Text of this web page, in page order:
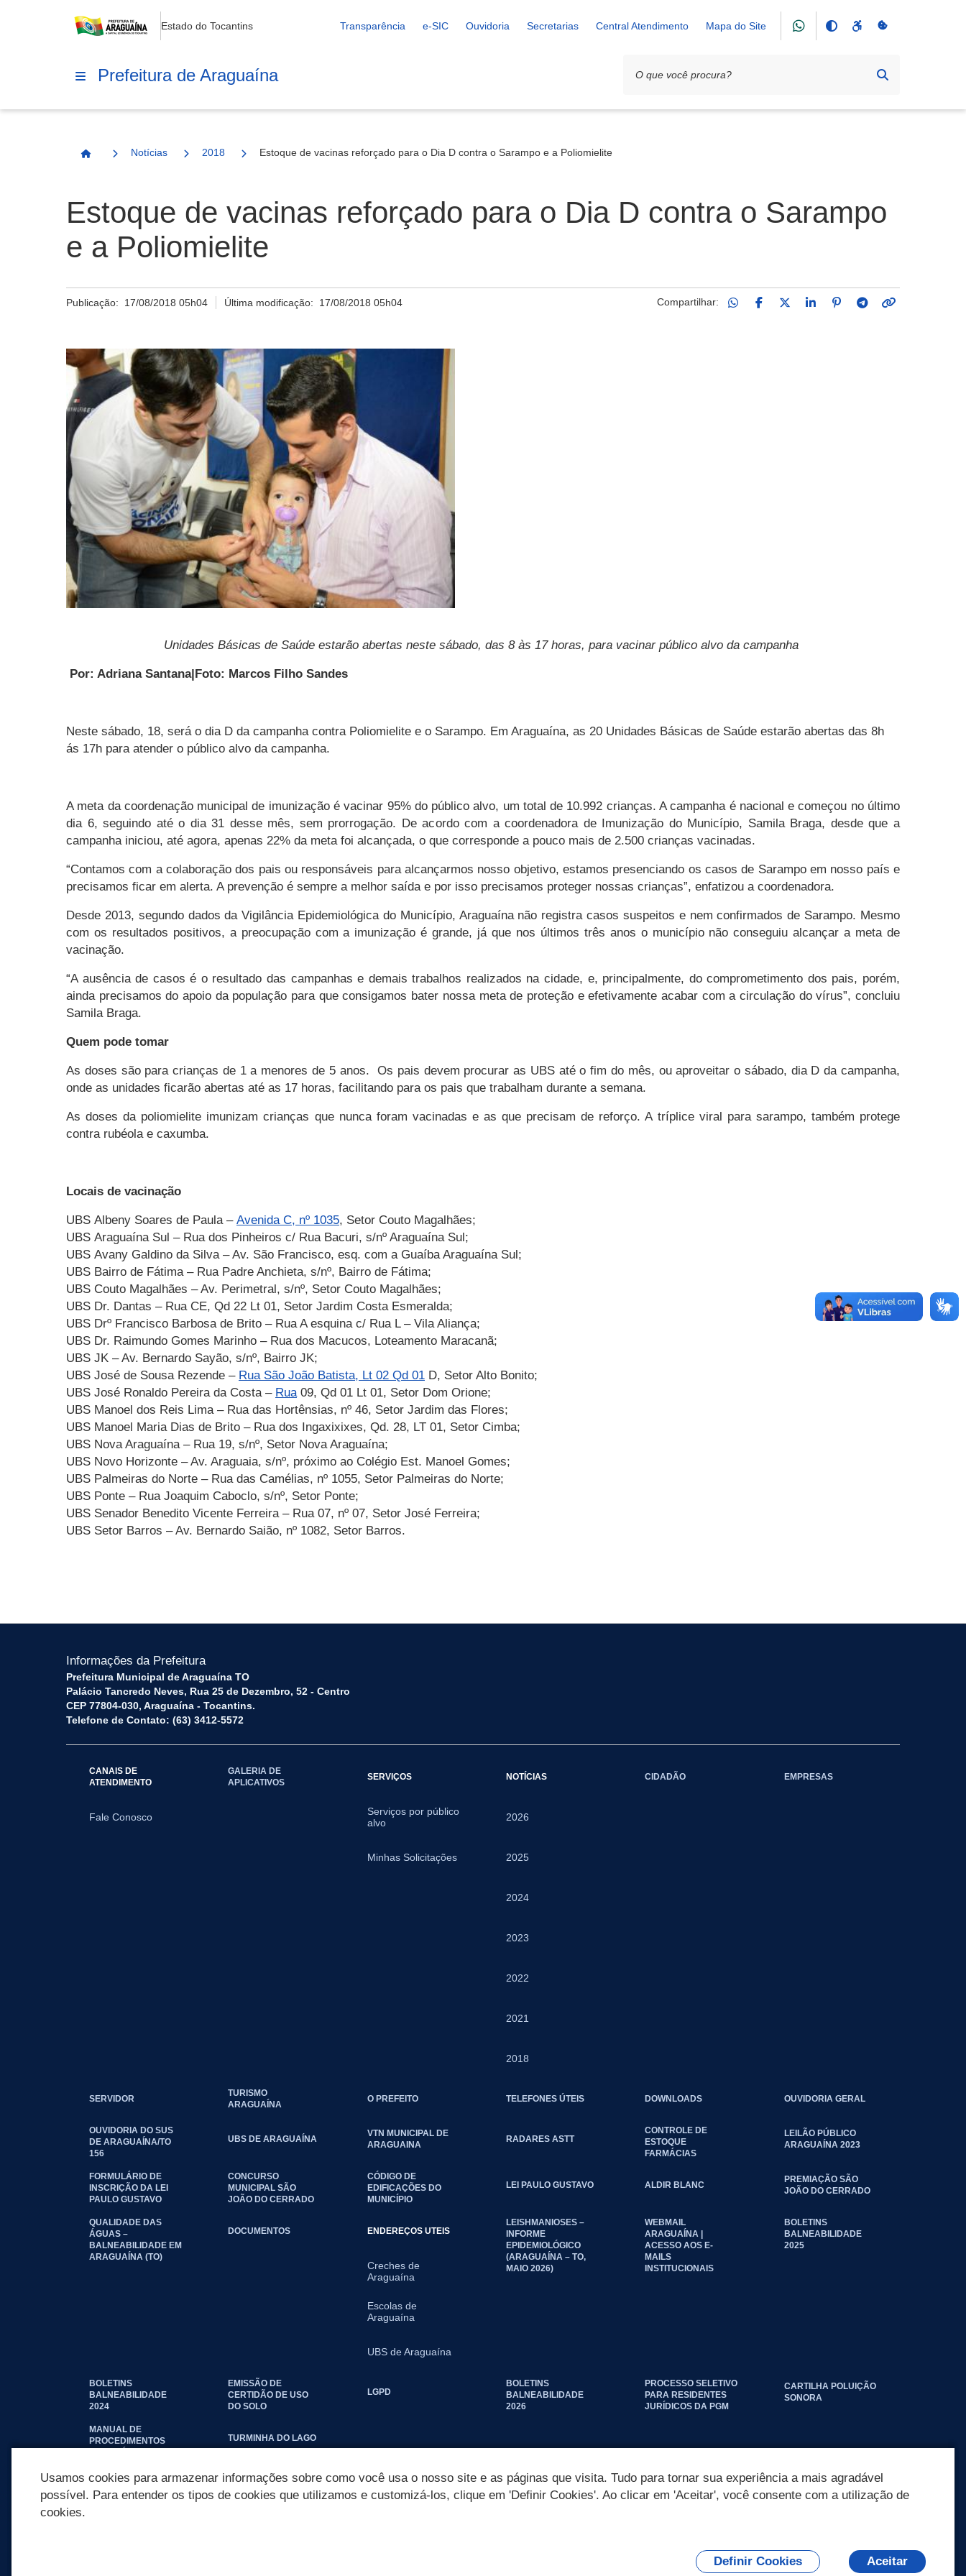
Estado do Tocantins Transparência e-SIC Ouvidoria Secretarias Central Atendimento Mapa do Site
Prefeitura de Araguaína
Página Inicial
Notícias 2018 Estoque de vacinas reforçado para o Dia D contra o Sarampo e a Poliomielite
Estoque de vacinas reforçado para o Dia D contra o Sarampo
e a Poliomielite
Publicação: 17/08/2018 05h04 Última modificação: 17/08/2018 05h04 Compartilhar:
Unidades Básicas de Saúde estarão abertas neste sábado, das 8 às 17 horas, para vacinar público alvo da campanha
Por: Adriana Santana|Foto: Marcos Filho Sandes
Neste sábado, 18, será o dia D da campanha contra Poliomielite e o Sarampo. Em Araguaína, as 20 Unidades Básicas de Saúde estarão abertas das 8h
ás 17h para atender o público alvo da campanha.
A meta da coordenação municipal de imunização é vacinar 95% do público alvo, um total de 10.992 crianças. A campanha é nacional e começou no último
dia 6, seguindo até o dia 31 desse mês, sem prorrogação. De acordo com a coordenadora de Imunização do Município, Samila Braga, desde que a
campanha iniciou, até agora, apenas 22% da meta foi alcançada, o que corresponde a pouco mais de 2.500 crianças vacinadas.
“Contamos com a colaboração dos pais ou responsáveis para alcançarmos nosso objetivo, estamos presenciando os casos de Sarampo em nosso país e
precisamos ficar em alerta. A prevenção é sempre a melhor saída e por isso precisamos proteger nossas crianças”, enfatizou a coordenadora.
Desde 2013, segundo dados da Vigilância Epidemiológica do Município, Araguaína não registra casos suspeitos e nem confirmados de Sarampo. Mesmo
com os resultados positivos, a preocupação com a imunização é grande, já que nos últimos três anos o município não conseguiu alcançar a meta de
vacinação.
“A ausência de casos é o resultado das campanhas e demais trabalhos realizados na cidade, e, principalmente, do comprometimento dos pais, porém,
ainda precisamos do apoio da população para que consigamos bater nossa meta de proteção e efetivamente acabar com a circulação do vírus”, concluiu
Samila Braga.
Quem pode tomar
As doses são para crianças de 1 a menores de 5 anos. Os pais devem procurar as UBS até o fim do mês, ou aproveitar o sábado, dia D da campanha,
onde as unidades ficarão abertas até as 17 horas, facilitando para os pais que trabalham durante a semana.
As doses da poliomielite imunizam crianças que nunca foram vacinadas e as que precisam de reforço. A tríplice viral para sarampo, também protege
contra rubéola e caxumba.
Locais de vacinação
UBS Albeny Soares de Paula – Avenida C, nº 1035, Setor Couto Magalhães;
UBS Araguaína Sul – Rua dos Pinheiros c/ Rua Bacuri, s/nº Araguaína Sul;
UBS Avany Galdino da Silva – Av. São Francisco, esq. com a Guaíba Araguaína Sul;
UBS Bairro de Fátima – Rua Padre Anchieta, s/nº, Bairro de Fátima;
UBS Couto Magalhães – Av. Perimetral, s/nº, Setor Couto Magalhães;
UBS Dr. Dantas – Rua CE, Qd 22 Lt 01, Setor Jardim Costa Esmeralda;
UBS Drº Francisco Barbosa de Brito – Rua A esquina c/ Rua L – Vila Aliança;
UBS Dr. Raimundo Gomes Marinho – Rua dos Macucos, Loteamento Maracanã;
UBS JK – Av. Bernardo Sayão, s/nº, Bairro JK;
UBS José de Sousa Rezende – Rua São João Batista, Lt 02 Qd 01 D, Setor Alto Bonito;
UBS José Ronaldo Pereira da Costa – Rua 09, Qd 01 Lt 01, Setor Dom Orione;
UBS Manoel dos Reis Lima – Rua das Hortênsias, nº 46, Setor Jardim das Flores;
UBS Manoel Maria Dias de Brito – Rua dos Ingaxixixes, Qd. 28, LT 01, Setor Cimba;
UBS Nova Araguaína – Rua 19, s/nº, Setor Nova Araguaína;
UBS Novo Horizonte – Av. Araguaia, s/nº, próximo ao Colégio Est. Manoel Gomes;
UBS Palmeiras do Norte – Rua das Camélias, nº 1055, Setor Palmeiras do Norte;
UBS Ponte – Rua Joaquim Caboclo, s/nº, Setor Ponte;
UBS Senador Benedito Vicente Ferreira – Rua 07, nº 07, Setor José Ferreira;
UBS Setor Barros – Av. Bernardo Saião, nº 1082, Setor Barros.
Informações da Prefeitura
Prefeitura Municipal de Araguaína TO
Palácio Tancredo Neves, Rua 25 de Dezembro, 52 - Centro
CEP 77804-030, Araguaína - Tocantins.
Telefone de Contato: (63) 3412-5572
CANAIS DE
ATENDIMENTO
Fale Conosco
GALERIA DE
APLICATIVOS
SERVIÇOS
Serviços por público
alvo
Minhas Solicitações
NOTÍCIAS
2026
2025
2024
2023
2022
2021
2018
CIDADÃO EMPRESAS
SERVIDOR
TURISMO
ARAGUAÍNA
O PREFEITO TELEFONES ÚTEIS DOWNLOADS OUVIDORIA GERAL
OUVIDORIA DO SUS
DE ARAGUAÍNA/TO
156
UBS DE ARAGUAÍNA
VTN MUNICIPAL DE
ARAGUAINA
RADARES ASTT
CONTROLE DE
ESTOQUE
FARMÁCIAS
LEILÃO PÚBLICO
ARAGUAÍNA 2023
FORMULÁRIO DE
INSCRIÇÃO DA LEI
PAULO GUSTAVO
CONCURSO
MUNICIPAL SÃO
JOÃO DO CERRADO
CÓDIGO DE
EDIFICAÇÕES DO
MUNICÍPIO
LEI PAULO GUSTAVO ALDIR BLANC
PREMIAÇÃO SÃO
JOÃO DO CERRADO
QUALIDADE DAS
ÁGUAS –
BALNEABILIDADE EM
ARAGUAÍNA (TO)
DOCUMENTOS ENDEREÇOS UTEIS
Creches de
Araguaína
Escolas de
Araguaína
UBS de Araguaína
LEISHMANIOSES –
INFORME
EPIDEMIOLÓGICO
(ARAGUAÍNA – TO,
MAIO 2026)
WEBMAIL
ARAGUAÍNA |
ACESSO AOS E-
MAILS
INSTITUCIONAIS
BOLETINS
BALNEABILIDADE
2025
BOLETINS
BALNEABILIDADE
2024
EMISSÃO DE
CERTIDÃO DE USO
DO SOLO
LGPD
BOLETINS
BALNEABILIDADE
2026
PROCESSO SELETIVO
PARA RESIDENTES
JURÍDICOS DA PGM
CARTILHA POLUIÇÃO
SONORA
MANUAL DE
PROCEDIMENTOS
TURMINHA DO LAGO
Usamos cookies para armazenar informações sobre como você usa o nosso site e as páginas que visita. Tudo para tornar sua experiência a mais agradável
possível. Para entender os tipos de cookies que utilizamos e customizá-los, clique em 'Definir Cookies'. Ao clicar em 'Aceitar', você consente com a utilização de
cookies.
Definir Cookies Aceitar